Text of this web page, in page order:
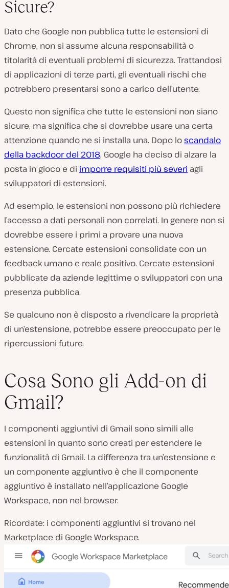
Sicure?
Dato che Google non pubblica tutte le estensioni di
Chrome, non si assume alcuna responsabilità o
titolarità di eventuali problemi di sicurezza. Trattandosi
di applicazioni di terze parti, gli eventuali rischi che
potrebbero presentarsi sono a carico dell’utente.
Questo non significa che tutte le estensioni non siano
sicure, ma significa che si dovrebbe usare una certa
attenzione quando ne si installa una. Dopo loscandalo
della backdoor del 2018, Google ha deciso di alzare la
posta in gioco e di imporre requisiti più severi agli
sviluppatori di estensioni.
Ad esempio, le estensioni non possono più richiedere
l’accesso a dati personali non correlati. In genere non si
dovrebbe essere i primi a provare una nuova
estensione. Cercate estensioni consolidate con un
feedback umano e reale positivo. Cercate estensioni
pubblicate da aziende legittime o sviluppatori con una
presenza pubblica.
Se qualcuno non è disposto a rivendicare la proprietà
di un’estensione, potrebbe essere preoccupato per le
ripercussioni future.
Cosa Sono gli Add-on di
Gmail?
I componenti aggiuntivi di Gmail sono simili alle
estensioni in quanto sono creati per estendere le
funzionalità di Gmail. La differenza tra un’estensione e
un componente aggiuntivo è che il componente
aggiuntivo è installato nell’applicazione Google
Workspace, non nel browser.
Ricordate: i componenti aggiuntivi si trovano nel
Marketplace di Google Workspace.